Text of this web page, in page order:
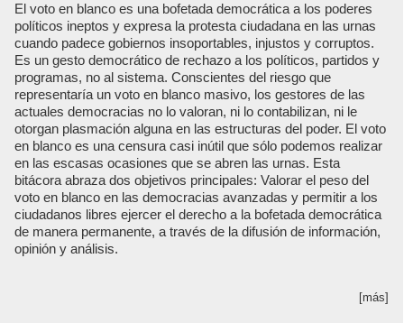
El voto en blanco es una bofetada democrática a los poderes
políticos ineptos y expresa la protesta ciudadana en las urnas
cuando padece gobiernos insoportables, injustos y corruptos.
Es un gesto democrático de rechazo a los políticos, partidos y
programas, no al sistema. Conscientes del riesgo que
representaría un voto en blanco masivo, los gestores de las
actuales democracias no lo valoran, ni lo contabilizan, ni le
otorgan plasmación alguna en las estructuras del poder. El voto
en blanco es una censura casi inútil que sólo podemos realizar
en las escasas ocasiones que se abren las urnas. Esta
bitácora abraza dos objetivos principales: Valorar el peso del
voto en blanco en las democracias avanzadas y permitir a los
ciudadanos libres ejercer el derecho a la bofetada democrática
de manera permanente, a través de la difusión de información,
opinión y análisis.
[más]